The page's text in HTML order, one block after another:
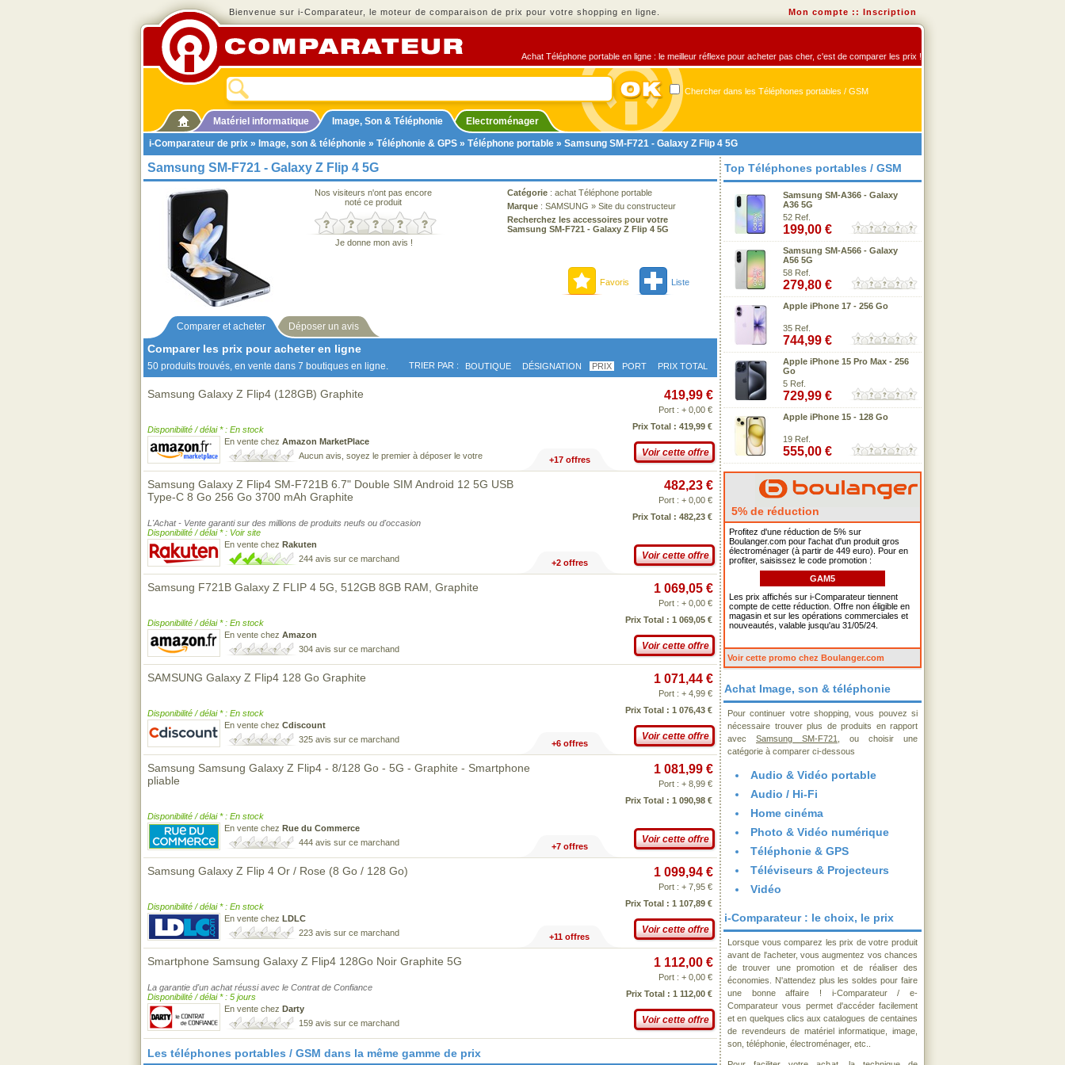
Bienvenue sur i-Comparateur, le moteur de comparaison de prix pour votre shopping en ligne. Mon compte :: Inscription
Achat Téléphone portable en ligne : le meilleur réflexe pour acheter pas cher, c'est de comparer les prix !
Chercher dans les Téléphones portables / GSM
Matériel informatique Image, Son & Téléphonie
Electroménager
i-Comparateur de prix » Image, son & téléphonie » Téléphonie & GPS » Téléphone portable » Samsung SM-F721 - Galaxy Z Flip 4 5G
Samsung SM-F721 - Galaxy Z Flip 4 5G
Nos visiteurs n'ont pas encore
noté ce produit
Je donne mon avis !
Catégorie : achat Téléphone portable
Marque : SAMSUNG » Site du constructeur
Recherchez les accessoires pour votre
Samsung SM-F721 - Galaxy Z Flip 4 5G
Favoris Liste
Comparer et acheter Déposer un avis
Comparer les prix pour acheter en ligne
50 produits trouvés, en vente dans 7 boutiques en ligne. TRIER PAR : BOUTIQUE DÉSIGNATION PRIX PORT PRIX TOTAL
Samsung Galaxy Z Flip4 (128GB) Graphite
Disponibilité / délai * : En stock
En vente chez Amazon MarketPlace
Aucun avis, soyez le premier à déposer le votre
419,99 €
Port : + 0,00 €
Prix Total : 419,99 €
Voir cette offre
+17 offres
Samsung Galaxy Z Flip4 SM-F721B 6.7" Double SIM Android 12 5G USB
Type-C 8 Go 256 Go 3700 mAh Graphite
L'Achat - Vente garanti sur des millions de produits neufs ou d'occasion
Disponibilité / délai * : Voir site
En vente chez Rakuten
244 avis sur ce marchand
482,23 €
Port : + 0,00 €
Prix Total : 482,23 €
Voir cette offre
+2 offres
Samsung F721B Galaxy Z FLIP 4 5G, 512GB 8GB RAM, Graphite
Disponibilité / délai * : En stock
En vente chez Amazon
304 avis sur ce marchand
1 069,05 €
Port : + 0,00 €
Prix Total : 1 069,05 €
Voir cette offre
SAMSUNG Galaxy Z Flip4 128 Go Graphite
Disponibilité / délai * : En stock
En vente chez Cdiscount
325 avis sur ce marchand
1 071,44 €
Port : + 4,99 €
Prix Total : 1 076,43 €
Voir cette offre
+6 offres
Samsung Samsung Galaxy Z Flip4 - 8/128 Go - 5G - Graphite - Smartphone
pliable
Disponibilité / délai * : En stock
En vente chez Rue du Commerce
444 avis sur ce marchand
1 081,99 €
Port : + 8,99 €
Prix Total : 1 090,98 €
Voir cette offre
+7 offres
Samsung Galaxy Z Flip 4 Or / Rose (8 Go / 128 Go)
Disponibilité / délai * : En stock
En vente chez LDLC
223 avis sur ce marchand
1 099,94 €
Port : + 7,95 €
Prix Total : 1 107,89 €
Voir cette offre
+11 offres
Smartphone Samsung Galaxy Z Flip4 128Go Noir Graphite 5G
La garantie d'un achat réussi avec le Contrat de Confiance
Disponibilité / délai * : 5 jours
En vente chez Darty
159 avis sur ce marchand
1 112,00 €
Port : + 0,00 €
Prix Total : 1 112,00 €
Voir cette offre
Les téléphones portables / GSM dans la même gamme de prix
Top Téléphones portables / GSM
Samsung SM-A366 - Galaxy
A36 5G
52 Ref.
199,00 €
Samsung SM-A566 - Galaxy
A56 5G
58 Ref.
279,80 €
Apple iPhone 17 - 256 Go
35 Ref.
744,99 €
Apple iPhone 15 Pro Max - 256
Go
5 Ref.
729,99 €
Apple iPhone 15 - 128 Go
19 Ref.
555,00 €
5% de réduction
Profitez d'une réduction de 5% sur
Boulanger.com pour l'achat d'un produit gros
électroménager (à partir de 449 euro). Pour en
profiter, saisissez le code promotion :
GAM5
Les prix affichés sur i-Comparateur tiennent
compte de cette réduction. Offre non éligible en
magasin et sur les opérations commerciales et
nouveautés, valable jusqu'au 31/05/24.
Voir cette promo chez Boulanger.com
Achat Image, son & téléphonie
Pour continuer votre shopping, vous pouvez si
nécessaire trouver plus de produits en rapport
avec Samsung SM-F721
, ou choisir une
catégorie à comparer ci-dessous
Audio & Vidéo portable
Audio / Hi-Fi
Home cinéma
Photo & Vidéo numérique
Téléphonie & GPS
Téléviseurs & Projecteurs
Vidéo
i-Comparateur : le choix, le prix
Lorsque vous comparez les prix de votre produit
avant de l'acheter, vous augmentez vos chances
de trouver une promotion et de réaliser des
économies. N'attendez plus les soldes pour faire
une bonne affaire ! i-Comparateur / e-
Comparateur vous permet d'accéder facilement
et en quelques clics aux catalogues de centaines
de revendeurs de matériel informatique, image,
son, téléphonie, électroménager, etc..